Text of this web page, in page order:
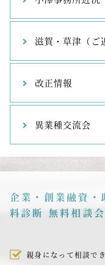
滋賀・草津（ご
改正情報
異業種交流会
企業・創業融資・
料診断 無料相談会
親身になって相談で